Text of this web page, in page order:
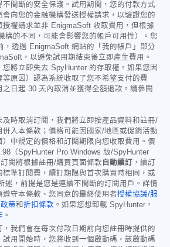
間斷的安全保護。試用期間，您的付款方式
向您的金融機構發送授權請求，以驗證您的
權請求並非 EnigmaSoft 收取費用，但根據
構的不同，可能會影響您的帳戶可用性）。您
，透過 EnigmaSoft 網站的「我的帳戶」部分
，以避免試用期結束後立即產生費用。
將立即失去 SpyHunter 的存取權。如果您因
原因）認為系統收取了您不希望支付的費
日起 30 天內取消並獲得全額退款。請參閱
時取消訂閱，我們將立即按產品資料和註冊/
併入本條款；價格可能因國家/地區或促銷活動
中規定的價格和訂閱期限向您收取費用。價
（SpyHunter Pro Windows 版/SpyHunter
閱將根據註冊/購買頁面條款 自動續訂
，續訂
準訂閱費，續訂期限與首次購買時相同，或
述，前提是您是連續不間斷的訂閱用戶。詳情
守本條款、您同意的最終使用者授權協議/服
策和折扣條款 。如果您想卸載 SpyHunter，
。
我們會在每次付款日期前向您註冊時提供的
用開始時，您將收到一個啟動碼，該啟動碼